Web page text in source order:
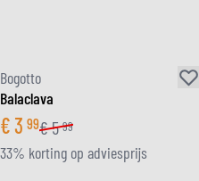
Bogotto
Balaclava
€3 99€5 99
33% korting op adviesprijs